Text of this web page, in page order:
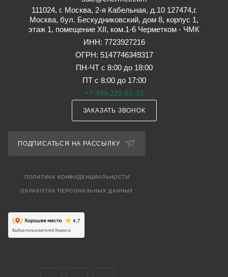
111024, г. Москва, 2-я Кабельная, д.10 127474,г.
Москва, бул. Бескудниковский, дом 8, корпус 1,
этаж 1, помещение XII, ком.1-6 Черметком - ЧМК
ИНН: 7723927216
ОГРН: 5147746349317
ПН-ЧТ с 8:00 до 18:00
ПТ с 8:00 до 17:00
+7 499-220-01-33
ЗАКАЗАТЬ ЗВОНОК
ПОДПИСАТЬСЯ НА РАССЫЛКУ
ПОЛИТИКА КОНФИДЕНЦИАЛЬНОСТИ
ОБРАБОТКА ПЕРСОНАЛЬНЫХ ДАННЫХ